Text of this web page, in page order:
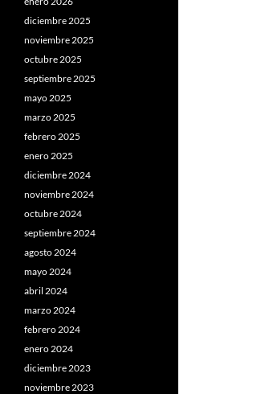
diciembre 2025
noviembre 2025
octubre 2025
septiembre 2025
mayo 2025
marzo 2025
febrero 2025
enero 2025
diciembre 2024
noviembre 2024
octubre 2024
septiembre 2024
agosto 2024
mayo 2024
abril 2024
marzo 2024
febrero 2024
enero 2024
diciembre 2023
noviembre 2023